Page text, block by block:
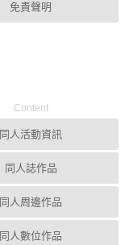
免責聲明
Content
同人活動資訊
同人誌作品
同人周邊作品
同人數位作品